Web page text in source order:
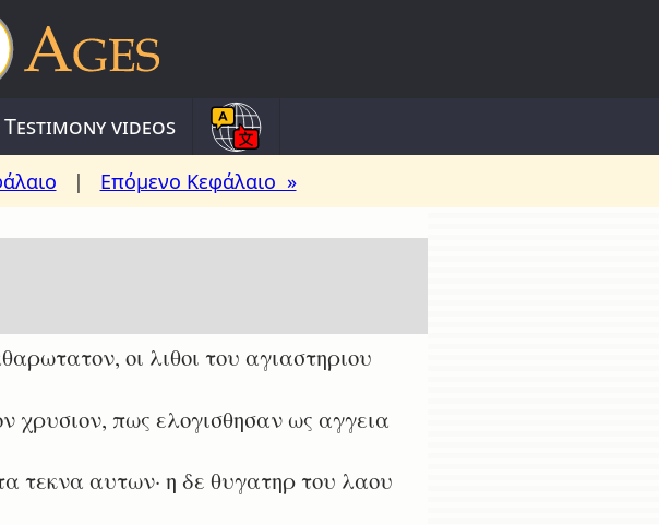
Testimony videos
| Επόμενο Κεφάλαιο »
οι λιθοι του αγιαστηριου
χρυσιον, πως ελογισθησαν ως αγγεια
τεκνα αυτων· η δε θυγατηρ του λαου